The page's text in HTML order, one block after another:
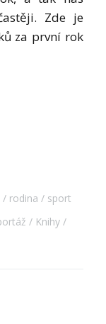
Zde je
za první rok
rodina
sport
Knihy